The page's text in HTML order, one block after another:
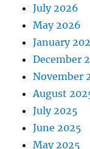
July 2026
May 2026
January
December
November
August
July 2025
June 2025
May 2025